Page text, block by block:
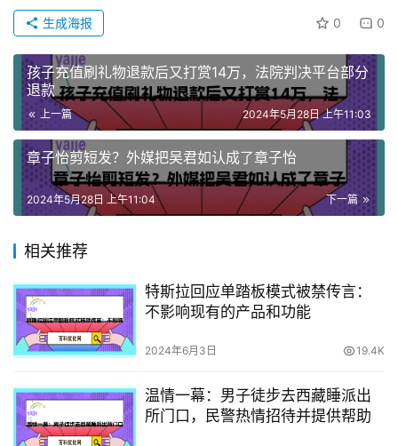
0 0
生成海报
孩子充值刷礼物退款后又打赏14万，法院判决平台部分
退款
上一篇 2024年5月28日 上午11:03
章子怡剪短发？外媒把吴君如认成了章子怡
下一篇
2024年5月28日 上午11:04
相关推荐
特斯拉回应单踏板模式被禁传言：
不影响现有的产品和功能
2024年6月3日 19.4K
温情一幕：男子徒步去西藏睡派出
所门口，民警热情招待并提供帮助